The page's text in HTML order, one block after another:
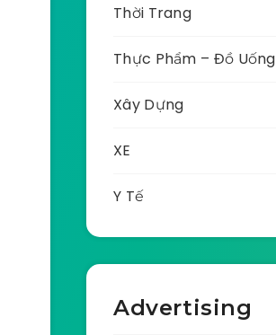
Thời Trang
Thực Phẩm – Đồ Uống
Xây Dựng
XE
Y Tế
Advertising